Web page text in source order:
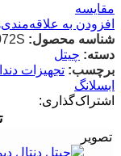
مقایسه
افزودن به
شناسه محصول:
دسته: چیتل
برچسب: تجهیزات
ابسلانگ
اشتراک‌گذاری: